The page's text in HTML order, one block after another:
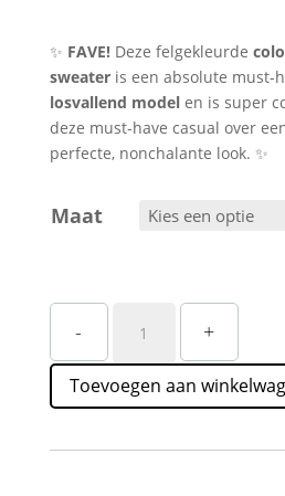
✨ FAVE!Deze felgekleurde
sweateris een absolute must-
losvallend modelen is super
deze must-have casual over
perfecte, nonchalante look. ✨
Maat
-
Block
Sweat
–
Speels
+
Toevoegen aan